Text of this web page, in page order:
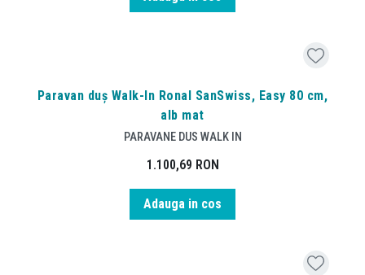
Paravan duș Walk-In Ronal SanSwiss, Easy 80 cm,
alb mat
PARAVANE DUS WALK IN
1.100,69 RON
Adauga in cos